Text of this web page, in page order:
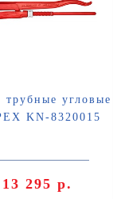
угловые
KN-8320015
13 295 р.